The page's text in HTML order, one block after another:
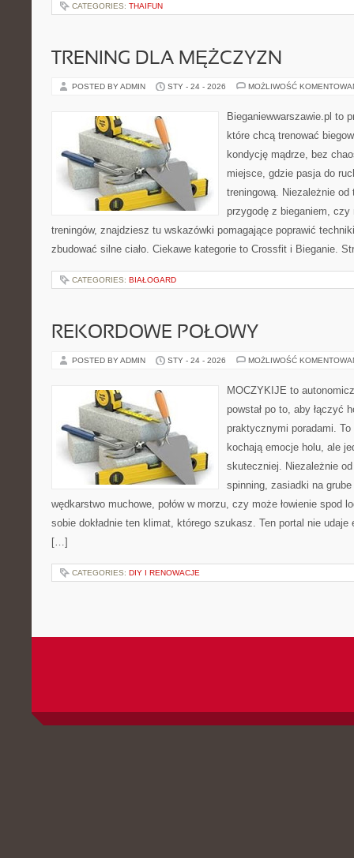
CATEGORIES: THAIFUN
TRENING DLA MĘŻCZYZN
POSTED BY ADMIN STY - 24 - 2026 MOŻLIWOŚĆ
Bieganiewwarszawie.pl to
które chcą trenować
kondycję mądrze, bez
miejsce, gdzie pasja do
treningową. Niezależnie
przygodę z bieganiem,
treningów, znajdziesz tu wskazówki pomagające poprawić
zbudować silne ciało. Ciekawe kategorie to Crossfit i Bieganie.
CATEGORIES: BIAŁOGARD
REKORDOWE POŁOWY
POSTED BY ADMIN STY - 24 - 2026 MOŻLIWOŚĆ
MOCZYKIJE to
powstał po to, aby łączyć
praktycznymi poradami.
kochają emocje holu, ale
skuteczniej. Niezależnie
spinning, zasiadki na
wędkarstwo muchowe, połów w morzu, czy może łowienie spod
sobie dokładnie ten klimat, którego szukasz. Ten portal nie udaje
[…]
CATEGORIES: DIY I RENOWACJE